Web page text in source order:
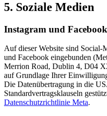
5. Soziale Medien
Instagram und
Auf dieser Website sind Social-
und Facebook eingebunden
Merrion Road, Dublin 4, D04
auf Grundlage Ihrer
Die Datenübertragung in die
Standardvertragsklauseln
Datenschutzrichtlinie Meta.